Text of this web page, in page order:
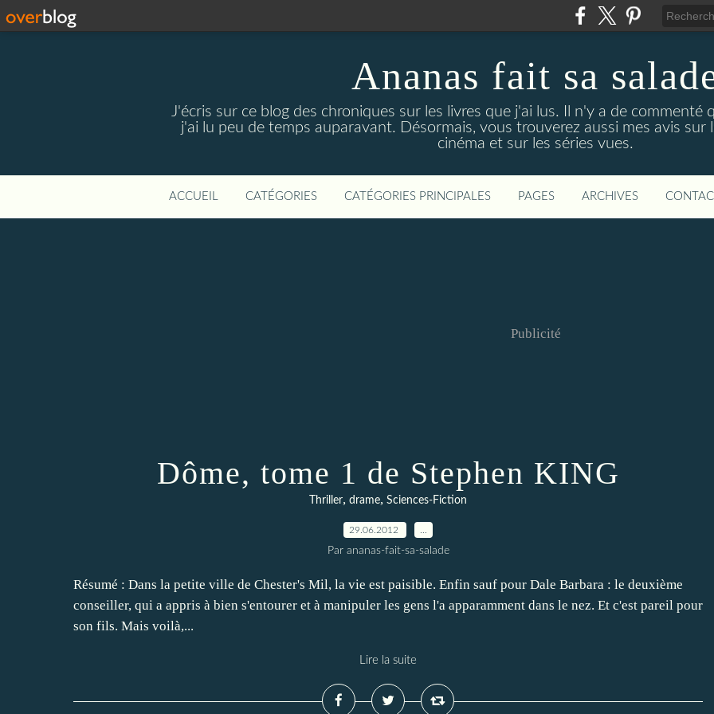
Ananas fait sa
J'écris sur ce blog des chroniques sur les livres que j'ai lus. Il n'y a de commenté
j'ai lu peu de temps auparavant. Désormais, vous trouverez aussi mes avis sur
cinéma et sur les séries vues.
ACCUEIL CATÉGORIES CATÉGORIES PRINCIPALES PAGES ARCHIVES
Publicité
Dôme, tome 1 de Stephen KING
Thriller, drame, Sciences-Fiction
29.06.2012
Par ananas-fait-sa-salade
Résumé : Dans la petite ville de Chester's Mil, la vie est paisible. Enfin sauf pour Dale Barbara : le deuxième
conseiller, qui a appris à bien s'entourer et à manipuler les gens l'a apparamment dans le nez. Et c'est pareil pour
son fils. Mais voilà,...
Lire la suite